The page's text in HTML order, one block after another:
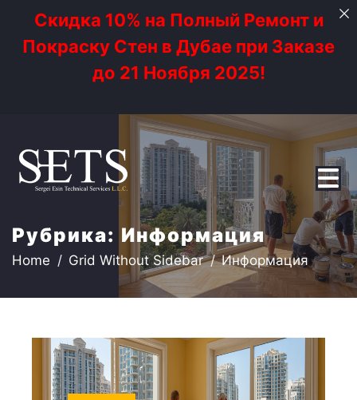
Скидка 10% на Полный Ремонт и
Покраску Стен в Дубае при Заказе
до 21 Ноября 2025!
Рубрика: Информация
Home Grid Without Sidebar Информация